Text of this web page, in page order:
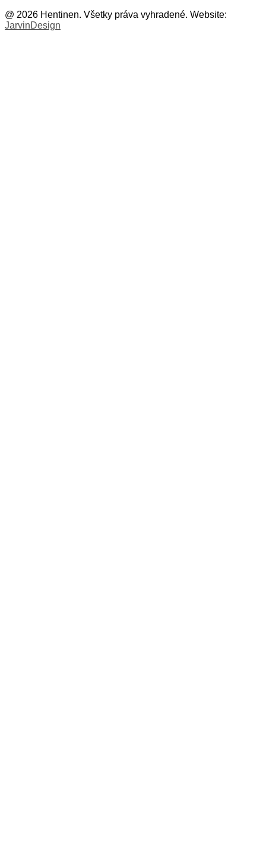
@ 2026 Hentinen. Všetky práva vyhradené. Website:
JarvinDesign